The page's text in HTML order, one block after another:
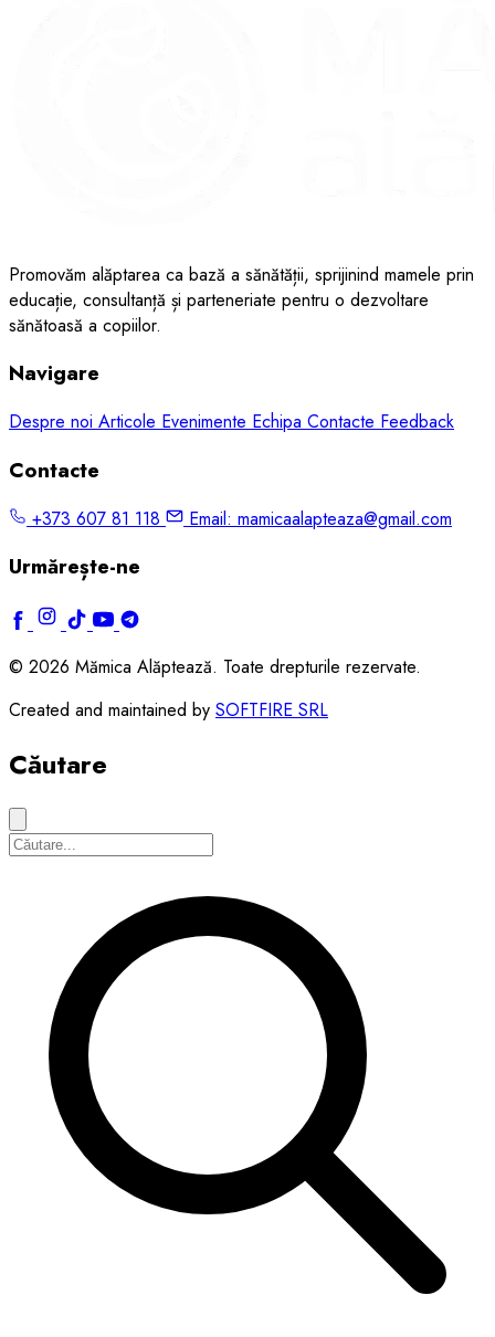
Promovăm alăptarea ca bază a sănătății, sprijinind mamele prin
educație, consultanță și parteneriate pentru o dezvoltare
sănătoasă a copiilor.
Navigare
Despre noi Articole Evenimente Echipa Contacte Feedback
Contacte
+373 607 81 118 Email: mamicaalapteaza@gmail.com
Urmărește-ne
© 2026 Mămica Alăptează. Toate drepturile rezervate.
Created and maintained by SOFTFIRE SRL
Căutare